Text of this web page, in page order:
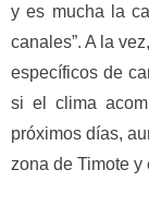
y es mucha la
canales”. A la
específicos de
si el clima
próximos días,
zona de Timote y